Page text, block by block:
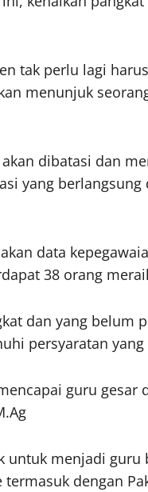
tak perlu lagi
menunjuk
dibatasi dan
yang berlangsung
data
38 orang
dan yang belum
persyaratan
guru gesar
menjadi guru
dengan